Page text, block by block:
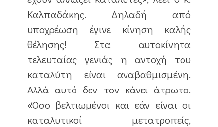
Καλπαδάκης. Δηλαδή από
υποχρέωση έγινε κίνηση καλής
θέλησης! Στα αυτοκίνητα
τελευταίας γενιάς η αντοχή του
καταλύτη είναι αναβαθμισμένη.
Αλλά αυτό δεν τον κάνει άτρωτο.
«Όσο βελτιωμένοι και εάν είναι οι
καταλυτικοί μετατροπείς,